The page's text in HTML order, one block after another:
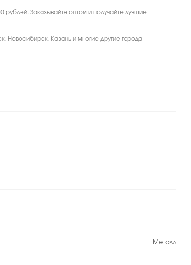
рублей. Заказывайте оптом и получайте лучшие
Новосибирск, Казань и многие другие города
Металл